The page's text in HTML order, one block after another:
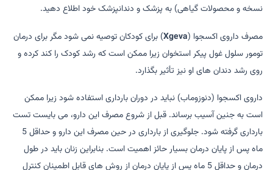
نسخه و محصولات گیاهی) به پزشک و دندانپزشک خود اطلاع دهید.
مصرف داروی اکسجوا (Xgeva) برای کودکان توصیه نمی شود مگر برای درمان
تومور سلول غول پیکر استخوان زیرا ممکن است که رشد کودک را کند کرده و
روی رشد دندان های او نیز تأثیر بگذارد.
داروی اکسجوا (دنوزوماب) نباید در دوران بارداری استفاده شود زیرا ممکن
است به جنین آسیب برساند. قبل از شروع مصرف این دارو، می بایست تست
بارداری گرفته شود. جلوگیری از بارداری در حین مصرف این دارو و حداقل 5
ماه پس از پایان درمان بسیار حائز اهمیت است. بنابراین زنان باید در طول
درمان و حداقل 5 ماه پس از پایان درمان از روش های قابل اطمینان کنترل